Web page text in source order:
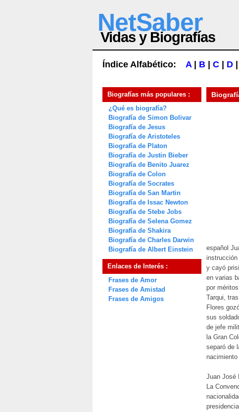
NetSaber
Vidas y Biografías
Índice Alfabético: A| B C D
Biografías más populares :
¿Qué es biografía?
Biografía de Simon Bolivar
Biografía de Jesus
Biografía de Aristoteles
Biografía de Platon
Biografía de Justin Bieber
Biografía de Benito Juarez
Biografía de Colon
Biografía de Socrates
Biografía de San Martin
Biografía de Issac Newton
Biografía de Stebe Jobs
Biografía de Selena Gomez
Biografía de Shakira
Biografía de Charles Darwin
Biografía de Albert Einstein
Enlaces de Interés :
Frases de Amor
Frases de Amistad
Frases de Amigos
español
instrucción
y cayó
en varias
por
Tarqui,
Flores
sus
de jefe
la Gran
separó de
Juan José
La